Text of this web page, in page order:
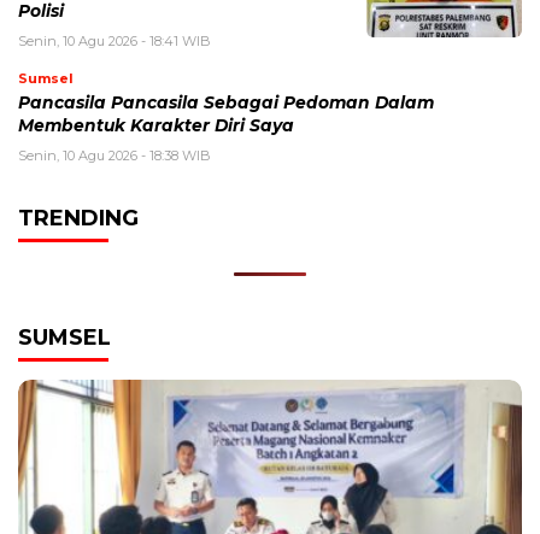
Polisi
Senin, 10 Agu 2026 - 18:41 WIB
Sumsel
Pancasila Pancasila Sebagai Pedoman Dalam
Membentuk Karakter Diri Saya
Senin, 10 Agu 2026 - 18:38 WIB
TRENDING
SUMSEL